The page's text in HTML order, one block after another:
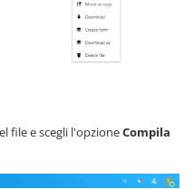
file e scegli l'opzioneCompila